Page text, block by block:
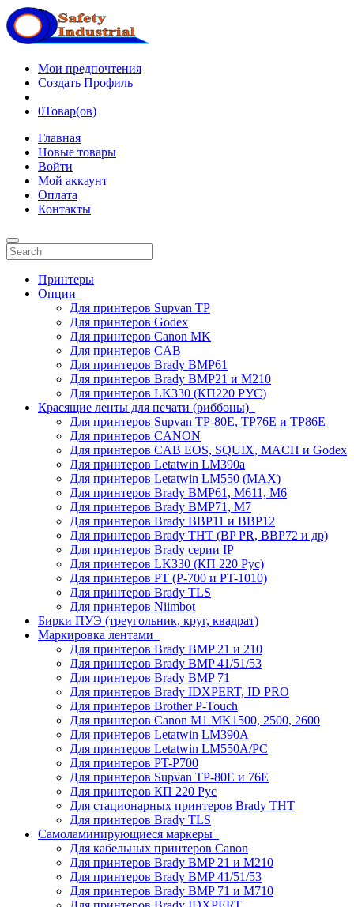
Мои предпочтения
Создать Профиль
0Товар(ов)
Главная
Новые товары
Войти
Мой аккаунт
Оплата
Контакты
Принтеры
Опции
Для принтеров Supvan TP
Для принтеров Godex
Для принтеров Canon MK
Для принтеров CAB
Для принтеров Brady BMP61
Для принтеров Brady BMP21 и M210
Для принтеров LK330 (КП220 РУС)
Красящие ленты для печати (риббоны)
Для принтеров Supvan TP-80E, TP76E и TP86E
Для принтеров CANON
Для принтеров CAB EOS, SQUIX, MACH и Godex
Для принтеров Letatwin LM390a
Для принтеров Letatwin LM550 (MAX)
Для принтеров Brady BMP61, M611, M6
Для принтеров Brady BMP71, M7
Для принтеров Brady BBP11 и BBP12
Для принтеров Brady THT (BP PR, BBP72 и др)
Для принтеров Brady серии IP
Для принтеров LK330 (КП 220 Рус)
Для принтеров PT (P-700 и PT-1010)
Для принтеров Brady TLS
Для принтеров Niimbot
Бирки ПУЭ (треугольник, круг, квадрат)
Маркировка лентами
Для принтеров Brady BMP 21 и 210
Для принтеров Brady BMP 41/51/53
Для принтеров Brady BMP 71
Для принтеров Brady IDXPERT, ID PRO
Для принтеров Brother P-Touch
Для принтеров Canon M1 MK1500, 2500, 2600
Для принтеров Letatwin LM390A
Для принтеров Letatwin LM550A/PC
Для принтеров PT-P700
Для принтеров Supvan TP-80E и 76E
Для принтеров КП 220 Рус
Для стационарных принтеров Brady THT
Для принтеров Brady TLS
Самоламинирующиеся маркеры
Для кабельных принтеров Canon
Для принтеров Brady BMP 21 и M210
Для принтеров Brady BMP 41/51/53
Для принтеров Brady BMP 71 и M710